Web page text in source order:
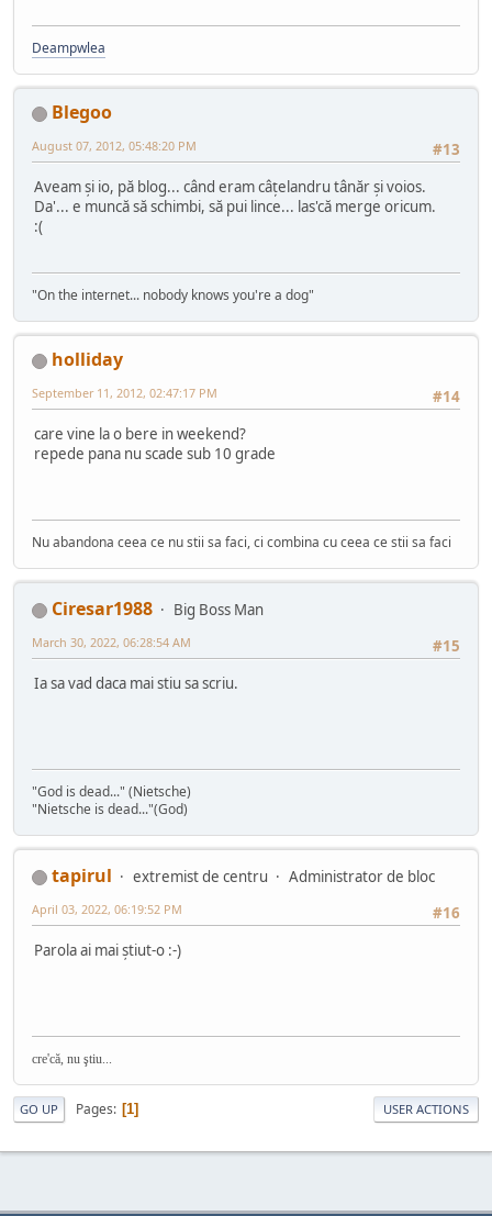
Deampwlea
Blegoo
#13
August 07, 2012, 05:48:20 PM
Aveam și io, pă blog... când eram câțelandru tânăr și voios.
Da'... e muncă să schimbi, să pui lince... las'că merge oricum.
:(
"On the internet... nobody knows you're a dog"
holliday
#14
September 11, 2012, 02:47:17 PM
care vine la o bere in weekend?
repede pana nu scade sub 10 grade
Nu abandona ceea ce nu stii sa faci, ci combina cu ceea ce stii sa faci
Ciresar1988
Big Boss Man
#15
March 30, 2022, 06:28:54 AM
Ia sa vad daca mai stiu sa scriu.
"God is dead..." (Nietsche)
"Nietsche is dead..."(God)
tapirul extremist de centru
Administrator de bloc
#16
April 03, 2022, 06:19:52 PM
Parola ai mai știut-o :-)
cre'că, nu ştiu...
GO UP Pages 1 USER ACTIONS